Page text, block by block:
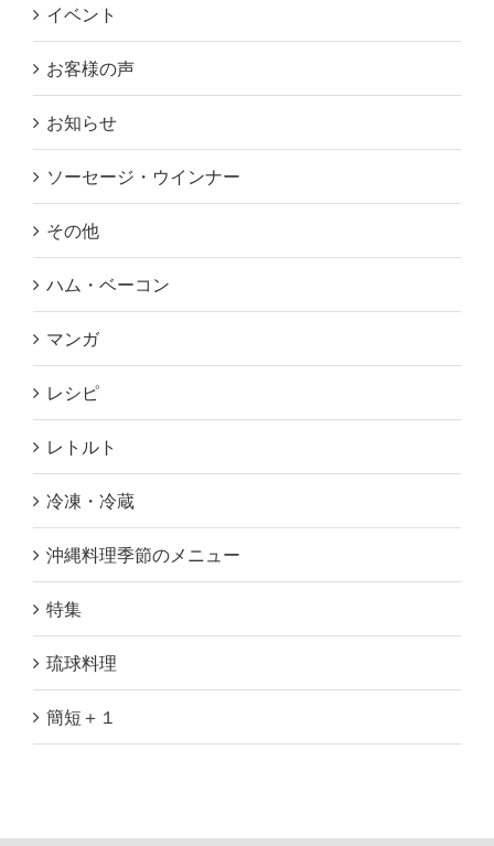
イベント
お客様の声
お知らせ
ソーセージ・ウインナー
その他
ハム・ベーコン
マンガ
レシピ
レトルト
冷凍・冷蔵
沖縄料理季節のメニュー
特集
琉球料理
簡短＋１